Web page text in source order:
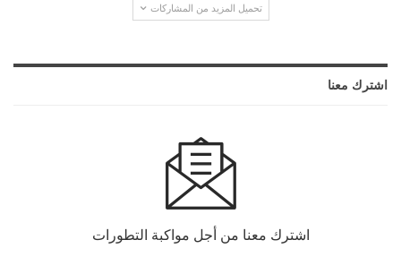
تحميل المزيد من المشاركات
اشترك معنا
اشترك معنا من أجل مواكبة التطورات